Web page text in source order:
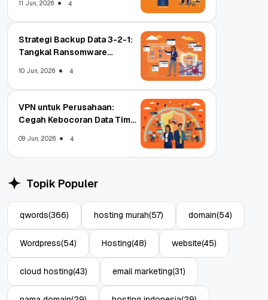
11 Jun, 2026 4
Strategi Backup Data 3-2-1:
Tangkal Ransomware
10 Jun, 2026 4
VPN untuk Perusahaan:
Cegah Kebocoran Data Tim
09 Jun, 2026 4
Topik Populer
qwords(366) hosting murah(57) domain(54)
Wordpress(54) Hosting(48) website(45)
cloud hosting(43) email marketing(31)